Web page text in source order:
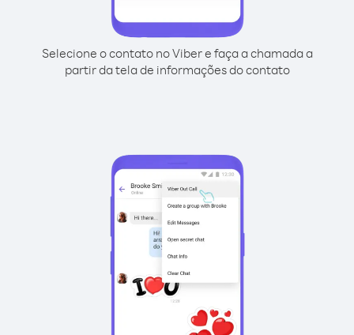
Selecione o contato no Viber e faça a chamada a
partir da tela de informações do contato